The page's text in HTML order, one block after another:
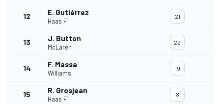
12 E. Gutiérrez
Haas F1
21
13 J. Button
McLaren
22
14 F. Massa
Williams
19
15 R. Grosjean
Haas F1
8